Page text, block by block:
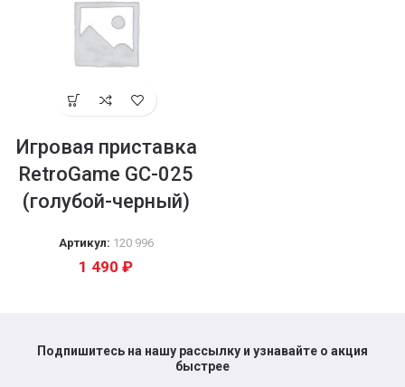
Игровая приставка
RetroGame GC-025
(голубой-черный)
Артикул: 120 996
1 490 ₽
Подпишитесь на нашу рассылку и узнавайте о акция
быстрее​